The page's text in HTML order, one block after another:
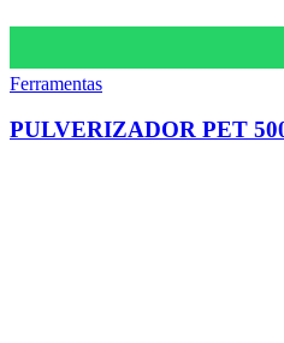
Ferramentas
PULVERIZADOR PET